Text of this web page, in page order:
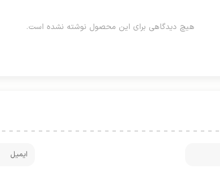
هیچ دیدگاهی برای این محصول نوشته نشده است.